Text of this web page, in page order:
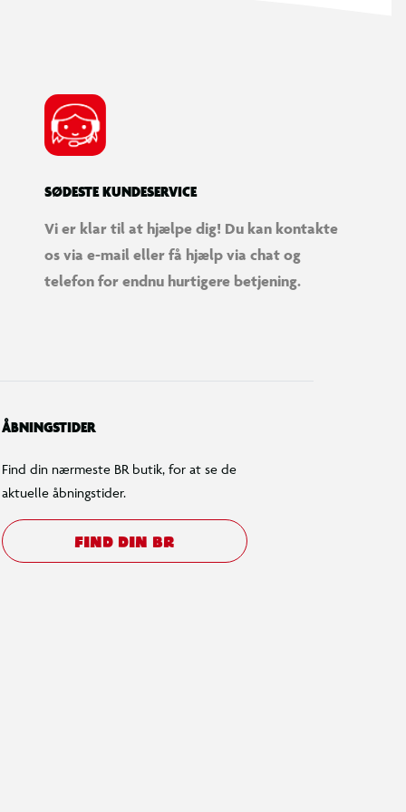
SØDESTE KUNDESERVICE
Vi er klar til at hjælpe dig! Du kan kontakte
os via e-mail eller få hjælp via chat og
telefon for endnu hurtigere betjening.
ÅBNINGSTIDER
Find din nærmeste BR butik, for at se de
aktuelle åbningstider.
FIND DIN BR